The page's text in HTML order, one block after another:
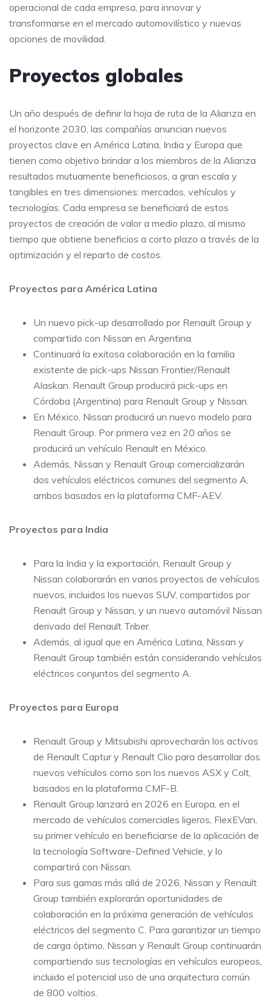
operacional de cada empresa, para innovar y
transformarse en el mercado automovilístico y nuevas
opciones de movilidad.
Proyectos globales
Un año después de definir la hoja de ruta de la Alianza en
el horizonte 2030, las compañías anuncian nuevos
proyectos clave en América Latina, India y Europa que
tienen como objetivo brindar a los miembros de la Alianza
resultados mutuamente beneficiosos, a gran escala y
tangibles en tres dimensiones: mercados, vehículos y
tecnologías. Cada empresa se beneficiará de estos
proyectos de creación de valor a medio plazo, al mismo
tiempo que obtiene beneficios a corto plazo a través de la
optimización y el reparto de costos.
Proyectos para América Latina
Un nuevo pick-up desarrollado por Renault Group y
compartido con Nissan en Argentina.
Continuará la exitosa colaboración en la familia
existente de pick-ups Nissan Frontier/Renault
Alaskan. Renault Group producirá pick-ups en
Córdoba (Argentina) para Renault Group y Nissan.
En México, Nissan producirá un nuevo modelo para
Renault Group. Por primera vez en 20 años se
producirá un vehículo Renault en México.
Además, Nissan y Renault Group comercializarán
dos vehículos eléctricos comunes del segmento A,
ambos basados ​​en la plataforma CMF-AEV.
Proyectos para India
Para la India y la exportación, Renault Group y
Nissan colaborarán en varios proyectos de vehículos
nuevos, incluidos los nuevos SUV, compartidos por
Renault Group y Nissan, y un nuevo automóvil Nissan
derivado del Renault Triber.
Además, al igual que en América Latina, Nissan y
Renault Group también están considerando vehículos
eléctricos conjuntos del segmento A.
Proyectos para Europa
Renault Group y Mitsubishi aprovecharán los activos
de Renault Captur y Renault Clio para desarrollar dos
nuevos vehículos como son los nuevos ASX y Colt,
basados ​​en la plataforma CMF-B.
Renault Group lanzará en 2026 en Europa, en el
mercado de vehículos comerciales ligeros, FlexEVan,
su primer vehículo en beneficiarse de la aplicación de
la tecnología Software-Defined Vehicle, y lo
compartirá con Nissan.
Para sus gamas más allá de 2026, Nissan y Renault
Group también explorarán oportunidades de
colaboración en la próxima generación de vehículos
eléctricos del segmento C. Para garantizar un tiempo
de carga óptimo, Nissan y Renault Group continuarán
compartiendo sus tecnologías en vehículos europeos,
incluido el potencial uso de una arquitectura común
de 800 voltios.